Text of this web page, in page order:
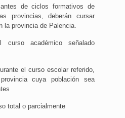
de ciclos formativos de
provincias, deberán cursar
la provincia de Palencia.
académico señalado
el curso escolar referido,
cuya población sea
total o parcialmente